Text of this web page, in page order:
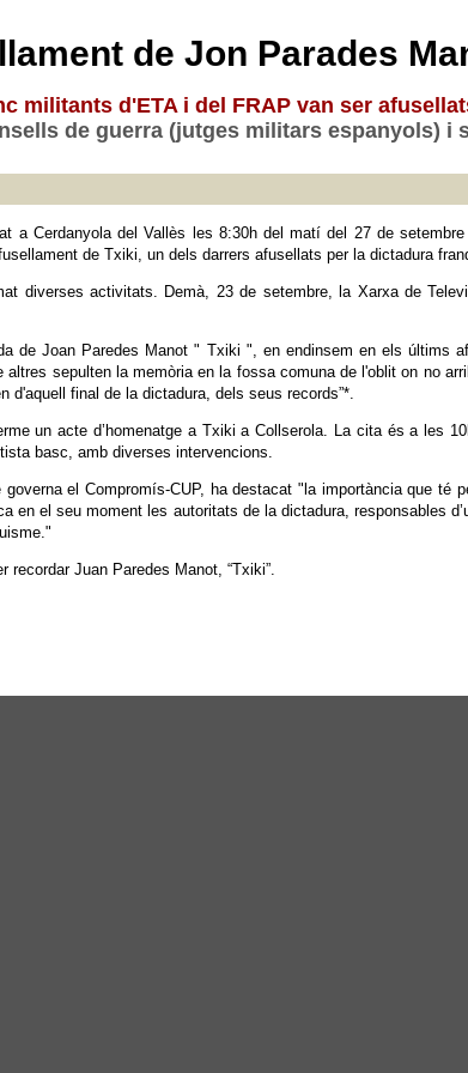
de Jon Parades
militants d'ETA i del FRAP van ser
de guerra (jutges militars espanyols) i
a Cerdanyola del Vallès les 8:30h del matí del 27 de
de Txiki, un dels darrers afusellats per la dictadura
diverses activitats. Demà, 23 de setembre, la Xarxa de
de Joan Paredes Manot " Txiki ", en endinsem en els últims
sepulten la memòria en la fossa comuna de l'oblit on no
d'aquell final de la dictadura, dels seus records”*.
un acte d’homenatge a Txiki a Collserola. La cita és a les
basc, amb diverses intervencions.
governa el Compromís-CUP, ha destacat "la importància que
en el seu moment les autoritats de la dictadura, responsables
recordar Juan Paredes Manot, “Txiki”.